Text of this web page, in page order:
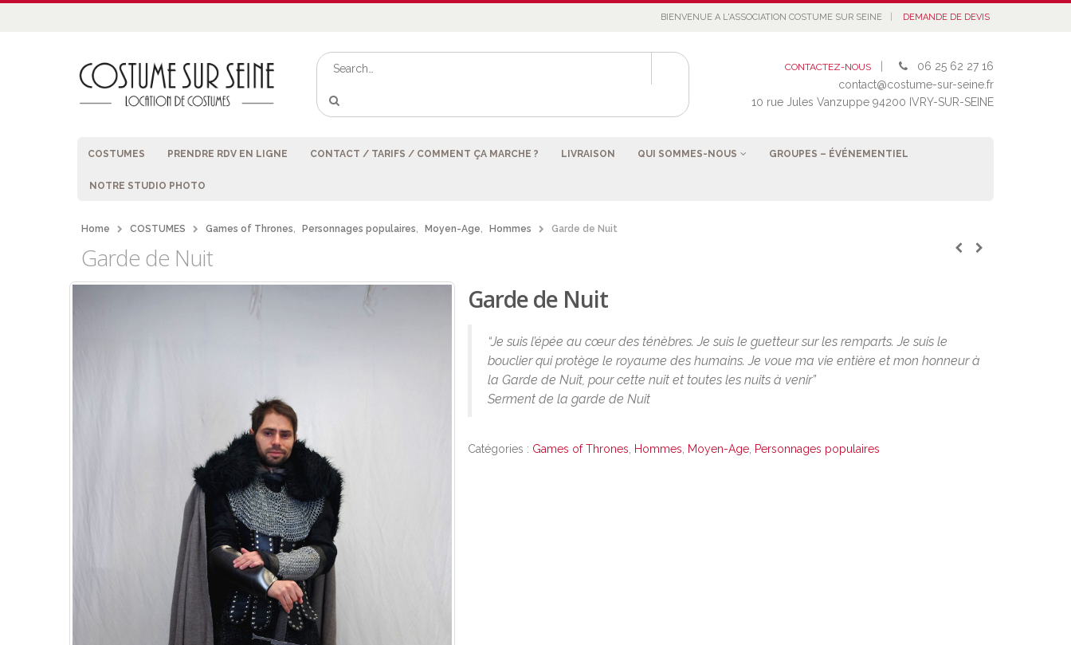
BIENVENUE A L'ASSOCIATION COSTUME SUR SEINE DEMANDE DE DEVIS
CONTACTEZ-NOUS
06 25 62 27 16
contact@costume-sur-seine.fr
10 rue Jules Vanzuppe 94200 IVRY-SUR-SEINE
COSTUMES PRENDRE RDV EN LIGNE CONTACT / TARIFS / COMMENT ÇA MARCHE ? LIVRAISON QUI SOMMES-NOUS GROUPES – ÉVÉNEMENTIEL
NOTRE STUDIO PHOTO
Home COSTUMES Games of Thrones, Personnages populaires, Moyen-Age, Hommes Garde de Nuit
Garde de Nuit
Garde de Nuit
“Je suis l’épée au cœur des ténèbres. Je suis le guetteur sur les remparts. Je suis le
bouclier qui protège le royaume des humains. Je voue ma vie entière et mon honneur à
la Garde de Nuit, pour cette nuit et toutes les nuits à venir”
Serment de la garde de Nuit
Catégories : Games of Thrones Hommes Moyen-Age, Personnages populaires